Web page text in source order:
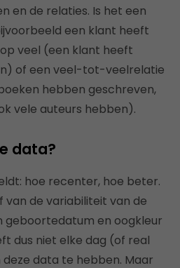
en de relaties. Is het een
een klant heeft
veel (een klant heeft
of een veel-tot-veelrelatie
hebben geschreven,
vele auteurs hebben).
data?
hoe recenter, hoe beter.
van de variabiliteit van de
geboortedatum en oogkleur
dus niet elke dag (of real
data te hebben. Maar